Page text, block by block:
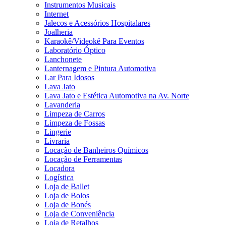
Instrumentos Musicais
Internet
Jalecos e Acessórios Hospitalares
Joalheria
Karaokê/Videokê Para Eventos
Laboratório Óptico
Lanchonete
Lanternagem e Pintura Automotiva
Lar Para Idosos
Lava Jato
Lava Jato e Estética Automotiva na Av. Norte
Lavanderia
Limpeza de Carros
Limpeza de Fossas
Lingerie
Livraria
Locação de Banheiros Químicos
Locação de Ferramentas
Locadora
Logística
Loja de Ballet
Loja de Bolos
Loja de Bonés
Loja de Conveniência
Loja de Retalhos